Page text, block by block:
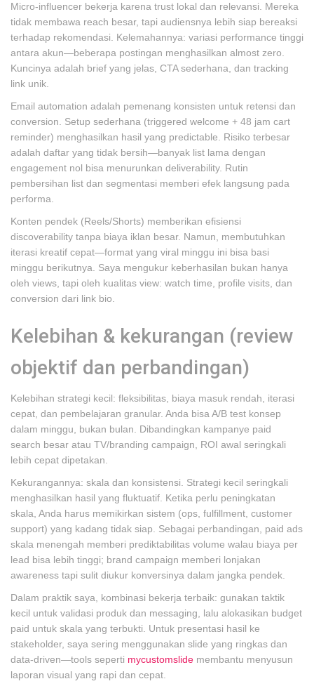
Micro-influencer bekerja karena trust lokal dan relevansi. Mereka
tidak membawa reach besar, tapi audiensnya lebih siap bereaksi
terhadap rekomendasi. Kelemahannya: variasi performance tinggi
antara akun—beberapa postingan menghasilkan almost zero.
Kuncinya adalah brief yang jelas, CTA sederhana, dan tracking
link unik.
Email automation adalah pemenang konsisten untuk retensi dan
conversion. Setup sederhana (triggered welcome + 48 jam cart
reminder) menghasilkan hasil yang predictable. Risiko terbesar
adalah daftar yang tidak bersih—banyak list lama dengan
engagement nol bisa menurunkan deliverability. Rutin
pembersihan list dan segmentasi memberi efek langsung pada
performa.
Konten pendek (Reels/Shorts) memberikan efisiensi
discoverability tanpa biaya iklan besar. Namun, membutuhkan
iterasi kreatif cepat—format yang viral minggu ini bisa basi
minggu berikutnya. Saya mengukur keberhasilan bukan hanya
oleh views, tapi oleh kualitas view: watch time, profile visits, dan
conversion dari link bio.
Kelebihan & kekurangan (review
objektif dan perbandingan)
Kelebihan strategi kecil: fleksibilitas, biaya masuk rendah, iterasi
cepat, dan pembelajaran granular. Anda bisa A/B test konsep
dalam minggu, bukan bulan. Dibandingkan kampanye paid
search besar atau TV/branding campaign, ROI awal seringkali
lebih cepat dipetakan.
Kekurangannya: skala dan konsistensi. Strategi kecil seringkali
menghasilkan hasil yang fluktuatif. Ketika perlu peningkatan
skala, Anda harus memikirkan sistem (ops, fulfillment, customer
support) yang kadang tidak siap. Sebagai perbandingan, paid ads
skala menengah memberi prediktabilitas volume walau biaya per
lead bisa lebih tinggi; brand campaign memberi lonjakan
awareness tapi sulit diukur konversinya dalam jangka pendek.
Dalam praktik saya, kombinasi bekerja terbaik: gunakan taktik
kecil untuk validasi produk dan messaging, lalu alokasikan budget
paid untuk skala yang terbukti. Untuk presentasi hasil ke
stakeholder, saya sering menggunakan slide yang ringkas dan
data-driven—tools seperti mycustomslide membantu menyusun
laporan visual yang rapi dan cepat.